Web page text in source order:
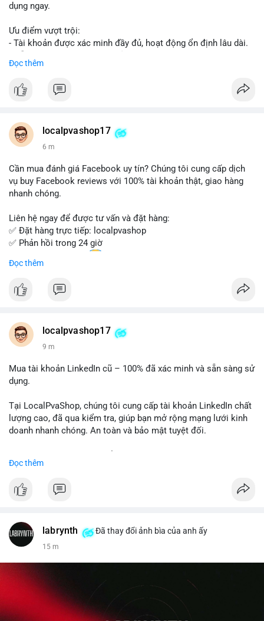
dụng ngay.
Ưu điểm vượt trội:
- Tài khoản được xác minh đầy đủ, hoạt động ổn định lâu dài.
- Giao dịch an toàn, bảo mật thông tin.
Đặt hàng ngay hôm nay để nhận ưu đãi tốt nhất!
- WhatsApp: +1 (66
215-8938
- Telegram: @localpvashop
Đừng bỏ lỡ cơ hội sở hữu tài khoản WeChat chất lượng với giá
tốt. Liên hệ ngay!
Đọc thêm
localpvashop17
6 m
Cần mua đánh giá Facebook uy tín? Chúng tôi cung cấp dịch
vụ buy Facebook reviews với 100% tài khoản thật, giao hàng
nhanh chóng.
Liên hệ ngay để được tư vấn và đặt hàng:
✅ Đặt hàng trực tiếp: localpvashop
✅ Phản hồi trong 24 giờ
✅ WhatsApp: +1 (66
✅ Telegram: @localpvashop
✅ Email: localpvashop@gmail.com
Đọc thêm
localpvashop17
9 m
Mua tài khoản LinkedIn cũ – 100% đã xác minh và sẵn sàng sử
dụng.
Tại LocalPvaShop, chúng tôi cung cấp tài khoản LinkedIn chất
lượng cao, đã qua kiểm tra, giúp bạn mở rộng mạng lưới kinh
doanh nhanh chóng. An toàn và bảo mật tuyệt đối.
✅ Phản hồi trong 24 giờ
✅ Email: localpvashop@gmail.com
Đọc thêm
labrynth Đã thay đổi ảnh bìa của anh ấy
15 m